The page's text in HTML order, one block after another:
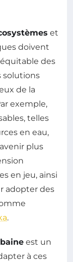
et
doivent
des
solutions
de la
exemple,
telles
en eau,
plus
en jeu, ainsi
adopter des
.
est un
à ces